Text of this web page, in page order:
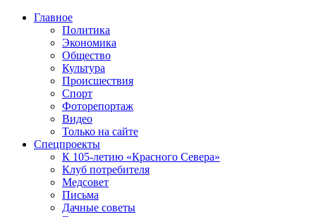
Главное
Политика
Экономика
Общество
Культура
Происшествия
Спорт
Фоторепортаж
Видео
Только на сайте
Спецпроекты
К 105-летию «Красного Севера»
Клуб потребителя
Медсовет
Письма
Дачные советы